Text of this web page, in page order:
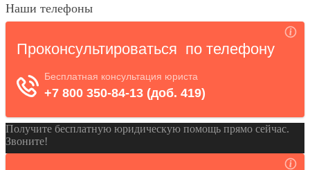
Наши телефоны
Получите бесплатную юридическую помощь прямо сейчас.
Звоните!